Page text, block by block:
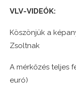
VLV-VIDEÓK:
Köszönjük a
Zsoltnak
A mérkőzés teljes
euró)